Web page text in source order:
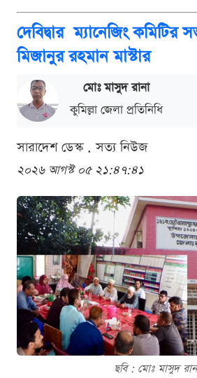
দেবিদ্বার ম্যানেজিং কমিটির
মিজানুর রহমান মাস্টার
মোঃ মাসুদ রানা
কুমিল্লা জেলা প্রতিনিধি
সারাদেশ ডেস্ক . সত্য নিউজ
২০২৬ আগস্ট ০৫ ২১:৪৭:৪১
ছবি : মোঃ মাসুদ